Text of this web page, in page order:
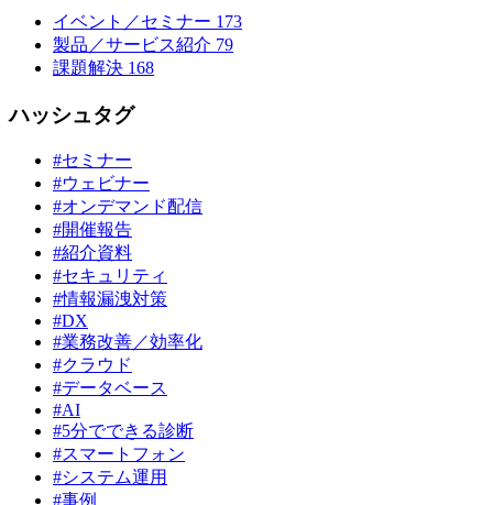
イベント／セミナー 173
製品／サービス紹介 79
課題解決 168
ハッシュタグ
#セミナー
#ウェビナー
#オンデマンド配信
#開催報告
#紹介資料
#セキュリティ
#情報漏洩対策
#DX
#業務改善／効率化
#クラウド
#データベース
#AI
#5分でできる診断
#スマートフォン
#システム運用
#事例